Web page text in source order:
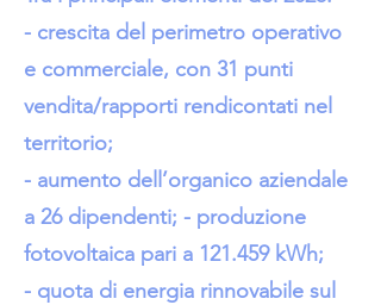
- crescita del perimetro operativo
e commerciale, con 31 punti
vendita/rapporti rendicontati nel
territorio;
- aumento dell’organico aziendale
a 26 dipendenti; - produzione
fotovoltaica pari a 121.459 kWh;
- quota di energia rinnovabile sul